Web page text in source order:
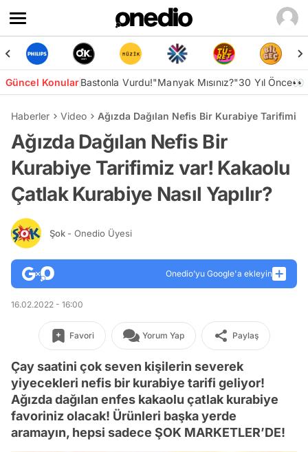
Güncel KonularBastonla Vurdu!"Manyak Mısınız?"30 Yıl Önce👀
Haberler Video Ağızda Dağılan Nefis Bir Kurabiye Tarifimiz
Ağızda Dağılan Nefis Bir
Kurabiye Tarifimiz var! Kakaolu
Çatlak Kurabiye Nasıl Yapılır?
Şok - Onedio Üyesi
Onedio’yu Google'a ekleyin
16.02.2022 - 16:00
Favori Yorum Yap Paylaş
Çay saatini çok seven kişilerin severek
yiyecekleri nefis bir kurabiye tarifi geliyor!
Ağızda dağılan enfes kakaolu çatlak kurabiye
favoriniz olacak! Ürünleri başka yerde
aramayın, hepsi sadece ŞOK MARKETLER’DE!